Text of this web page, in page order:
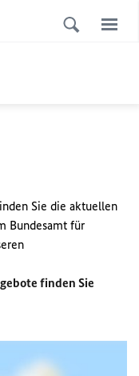
Sie die aktuellen
Bundesamt für
finden Sie